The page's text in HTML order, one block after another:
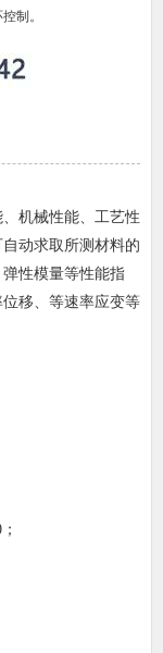
制。
机械性能、工艺性
动求取所测材料的
性模量等性能指
移、等速率应变等
；